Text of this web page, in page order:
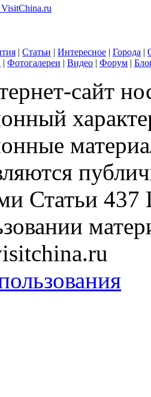
| Статьи | Интересное | Города |
| Фотогалереи | Видео | Форум |
сайт
Статьи 437